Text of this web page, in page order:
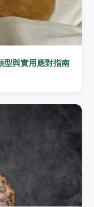
型與實用應對指南